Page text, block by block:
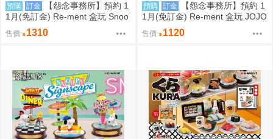
預購 訂金
【怨念事務所】預約 1
1月(免訂金) Re-ment 盒玩 Snoo
py 史努比 悠閒座椅場景 中盒6入
0823
售價 1310
預購 訂金
【怨念事務所】預約 1
1月(免訂金) Re-ment 盒玩 JOJO
的奇妙冒險 服裝精品店 黃金之風
中盒6入 0823
售價 1120